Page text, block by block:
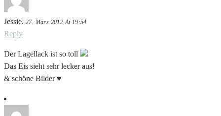
Jessie. 27. März 2012 At 19:54
Reply
Der Lagellack ist so toll
Das Eis sieht sehr lecker aus!
& schöne Bilder ♥